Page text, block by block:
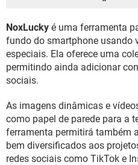
INSTAGRAM
GUIA DE COMPRAS
NoxLucky é uma ferramenta
fundo do smartphone usando
especiais. Ela oferece uma
permitindo ainda adicionar
sociais.
As imagens dinâmicas e
como papel de parede para a
ferramenta permitirá também
bem diversificados aos
redes sociais como TikTok e